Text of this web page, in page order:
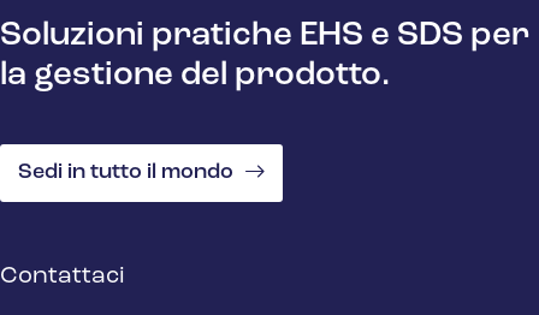
Soluzioni pratiche EHS e SDS per
la gestione del prodotto.
Sedi in tutto il mondo
Contattaci